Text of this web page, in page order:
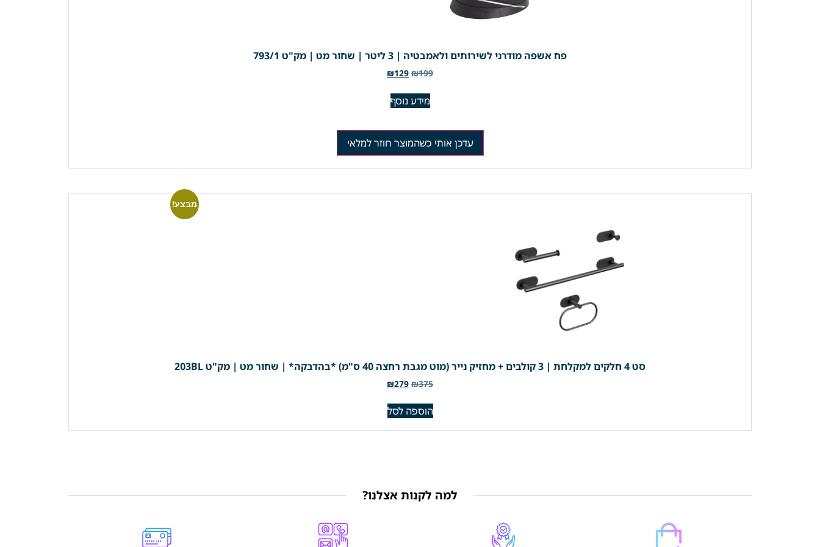
פח אשפה מודרני לשירותים ולאמבטיה | 3 ליטר | שחור מט | מק"ט 793/1
₪199
₪129
מידע נוסף
עדכן אותי כשהמוצר חוזר למלאי
מבצע!
סט 4 חלקים למקלחת | 3 קולבים + מחזיק נייר (מוט מגבת רחצה 40 ס"מ) *בהדבקה* | שחור מט | מק"ט 203BL
₪375
₪279
הוספה לסל
למה לקנות אצלנו?